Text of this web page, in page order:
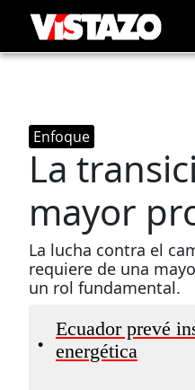
Enfoque
La
mayor
La lucha contra el
requiere de una
un rol fundamental.
•
Ecuador prevé
energética